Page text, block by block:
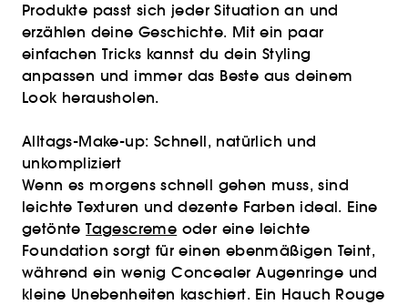
Produkte passt sich jeder Situation an und
erzählen deine Geschichte. Mit ein paar
einfachen Tricks kannst du dein Styling
anpassen und immer das Beste aus deinem
Look herausholen.
Alltags-Make-up: Schnell, natürlich und
unkompliziert
Wenn es morgens schnell gehen muss, sind
leichte Texturen und dezente Farben ideal. Eine
getönteTagescreme oder eine leichte
Foundation sorgt für einen ebenmäßigen Teint,
während ein wenig Concealer Augenringe und
kleine Unebenheiten kaschiert. Ein Hauch Rouge